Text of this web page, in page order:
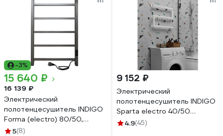
-3%
15 640 ₽
16 139 ₽
Электрический
полотенцесушитель INDIGO
Forma (electro) 80/50,
таймер, скрытый монтаж,
5(8)
9 152 ₽
Электрический
полотенцесушитель INDIGO
Sparta electro 40/50
таймер, скрытый провод
4.9(45)